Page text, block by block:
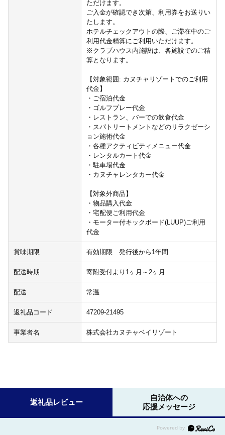
ただけます。
ご入金が確認でき次第、利用券をお送りい
たします。
ホテルチェックアウトの際、ご滞在中のご
利用代金精算にご利用いただけます。
※クラブハウス内施設は、各施設でのご精
算となります。
【対象範囲: カヌチャリゾートでのご利用
代金】
・ご宿泊代金
・ゴルフプレー代金
・レストラン、バーでの飲食代金
・スパトリートメントなどのリラクゼーシ
ョン施術代金
・各種アクティビティメニュー代金
・レンタルカート代金
・駐車場代金
・カヌチャレンタカー代金
【対象外商品】
・物品購入代金
・宅配便ご利用代金
・モーター付キックボード(LUUP)ご利用
代金
賞味期限 有効期限 発行後から1年間
配送時期 寄附受付より1ヶ月～2ヶ月
配送 常温
返礼品コード 47209-21495
事業者名 株式会社カヌチャベイリゾート
返礼品レビュー
自治体への
応援メッセージ